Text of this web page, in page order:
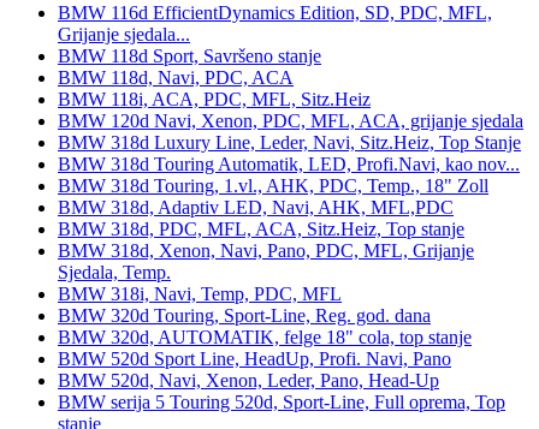
BMW 116d EfficientDynamics Edition, SD, PDC, MFL,
Grijanje sjedala...
BMW 118d Sport, Savršeno stanje
BMW 118d, Navi, PDC, ACA
BMW 118i, ACA, PDC, MFL, Sitz.Heiz
BMW 120d Navi, Xenon, PDC, MFL, ACA, grijanje sjedala
BMW 318d Luxury Line, Leder, Navi, Sitz.Heiz, Top Stanje
BMW 318d Touring Automatik, LED, Profi.Navi, kao nov...
BMW 318d Touring, 1.vl., AHK, PDC, Temp., 18" Zoll
BMW 318d, Adaptiv LED, Navi, AHK, MFL,PDC
BMW 318d, PDC, MFL, ACA, Sitz.Heiz, Top stanje
BMW 318d, Xenon, Navi, Pano, PDC, MFL, Grijanje
Sjedala, Temp.
BMW 318i, Navi, Temp, PDC, MFL
BMW 320d Touring, Sport-Line, Reg. god. dana
BMW 320d, AUTOMATIK, felge 18" cola, top stanje
BMW 520d Sport Line, HeadUp, Profi. Navi, Pano
BMW 520d, Navi, Xenon, Leder, Pano, Head-Up
BMW serija 5 Touring 520d, Sport-Line, Full oprema, Top
stanje